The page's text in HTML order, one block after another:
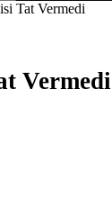
Tat Vermedi
Vermedi